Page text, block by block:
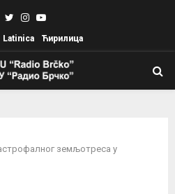
TwitterInstagram
Youtube
Latinica Ћирилица
земљотреса у